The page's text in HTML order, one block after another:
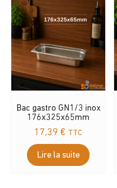
Bac gastro GN1/3 inox
176x325x65mm
17,39 € TTC
Lire la suite